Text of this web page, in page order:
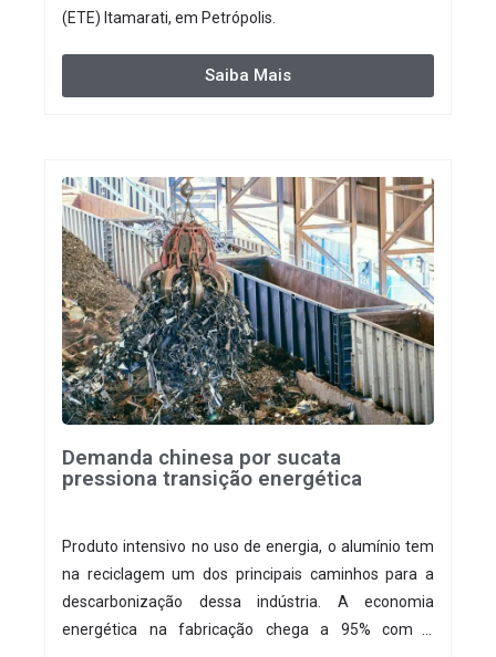
(ETE) Itamarati, em Petrópolis.
Saiba Mais
Demanda chinesa por sucata
pressiona transição energética
Produto intensivo no uso de energia, o alumínio tem
na reciclagem um dos principais caminhos para a
descarbonização dessa indústria. A economia
energética na fabricação chega a 95% com o